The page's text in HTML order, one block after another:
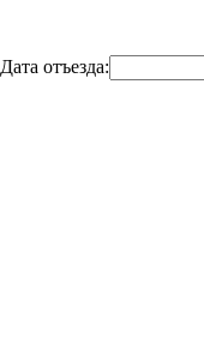
Дата отъезда: